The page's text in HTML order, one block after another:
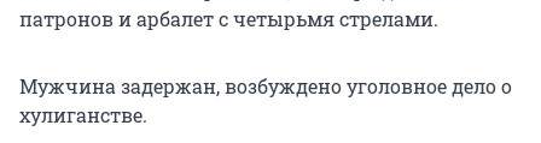
патронов и арбалет с четырьмя стрелами.
Мужчина задержан, возбуждено уголовное дело о
хулиганстве.